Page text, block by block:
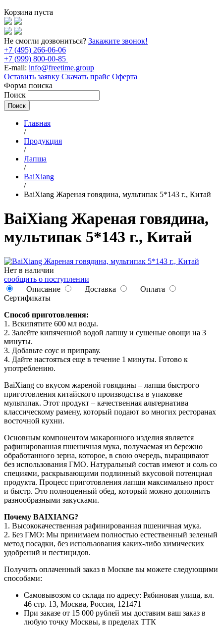
Корзина пуста
Не смогли дозвониться? Закажите звонок!
+7 (495) 266-06-06
+7 (999) 800-00-85
E-mail: info@freetime.group
Оставить заявку Скачать прайс Оферта
Форма поиска
Поиск
Главная
/
Продукция
/
Лапша
/
BaiXiang
/
BaiXiang Жареная говядина, мультипак 5*143 г., Китай
BaiXiang Жареная говядина,
мультипак 5*143 г., Китай
Нет в наличии
сообщить о поступлении
Описание
Доставка
Оплата
Сертификаты
Способ приготовления:
1. Вскипятите 600 мл воды.
2. Залейте кипяченной водой лапшу и сушеные овощи на 3
минуты.
3. Добавьте соус и приправу.
4. Дайте настояться еще в течение 1 минуты. Готово к
употреблению.
BaiXiang со вкусом жареной говядины – лапша быстрого
приготовления китайского производства в упаковке
мультипак. Этот продукт – качественная альтернатива
классическому рамену, который подают во многих ресторанах
восточной кухни.
Основным компонентом макаронного изделия является
рафинированная пшеничная мука, получаемая из бережно
обработанного зерна, которое, в свою очередь, выращивают
без использования ГМО. Натуральный состав имеют и соль со
специями, раскрывающими подлинный вкусовой потенциал
продукта. Процесс приготовления лапши максимально прост
и быстр. Это полноценный обед, который можно дополнить
разнообразными закусками.
Почему BAIXIANG?
1. Высококачественная рафинированная пшеничная мука.
2. Без ГМО: Мы принимаем полностью естественный зеленый
метод посадки, без использования каких-либо химических
удобрений и пестицидов.
Получить оплаченный заказ в Москве вы можете следующими
способами:
Самовывозом со склада по адресу: Рябиновая улица, вл.
46 стр. 13, Москва, Россия, 121471
При заказе от 15 000 рублей мы доставим ваш заказ в
любую точку Москвы, в пределах ТТК